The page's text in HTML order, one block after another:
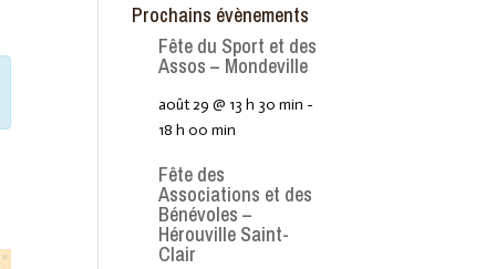
Prochains évènements
Fête du Sport et des
Assos – Mondeville
août 29 @ 13 h 30 min -
18 h 00 min
Fête des
Associations et des
Bénévoles –
Hérouville Saint-
Clair